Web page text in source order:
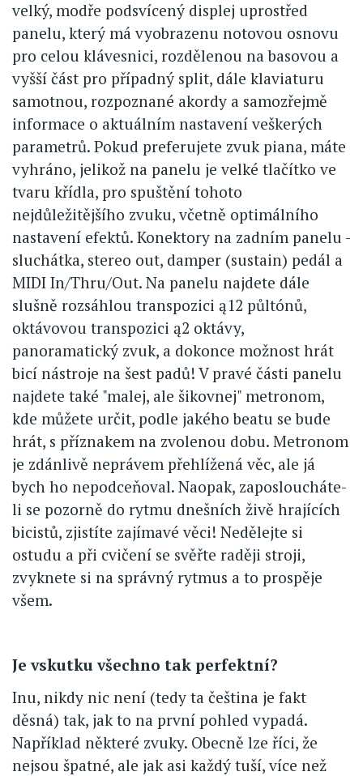
velký, modře podsvícený displej uprostřed
panelu, který má vyobrazenu notovou osnovu
pro celou klávesnici, rozdělenou na basovou a
vyšší část pro případný split, dále klaviaturu
samotnou, rozpoznané akordy a samozřejmě
informace o aktuálním nastavení veškerých
parametrů. Pokud preferujete zvuk piana, máte
vyhráno, jelikož na panelu je velké tlačítko ve
tvaru křídla, pro spuštění tohoto
nejdůležitějšího zvuku, včetně optimálního
nastavení efektů. Konektory na zadním panelu -
sluchátka, stereo out, damper (sustain) pedál a
MIDI In/Thru/Out. Na panelu najdete dále
slušně rozsáhlou transpozici ą12 půltónů,
oktávovou transpozici ą2 oktávy,
panoramatický zvuk, a dokonce možnost hrát
bicí nástroje na šest padů! V pravé části panelu
najdete také "malej, ale šikovnej" metronom,
kde můžete určit, podle jakého beatu se bude
hrát, s příznakem na zvolenou dobu. Metronom
je zdánlivě neprávem přehlížená věc, ale já
bych ho nepodceňoval. Naopak, zaposloucháte-
li se pozorně do rytmu dnešních živě hrajících
bicistů, zjistíte zajímavé věci! Nedělejte si
ostudu a při cvičení se svěřte raději stroji,
zvyknete si na správný rytmus a to prospěje
všem.
Je vskutku všechno tak perfektní?
Inu, nikdy nic není (tedy ta čeština je fakt
děsná) tak, jak to na první pohled vypadá.
Například některé zvuky. Obecně lze říci, že
nejsou špatné, ale jak asi každý tuší, více než